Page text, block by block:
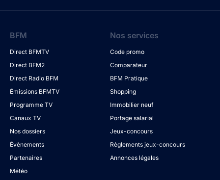
BFM
Direct BFMTV
Direct BFM2
Direct Radio BFM
Émissions BFMTV
Programme TV
Canaux TV
Nos dossiers
Évènements
Partenaires
Météo
Nos services
Code promo
Comparateur
BFM Pratique
Shopping
Immobilier neuf
Portage salarial
Jeux-concours
Règlements jeux-concours
Annonces légales